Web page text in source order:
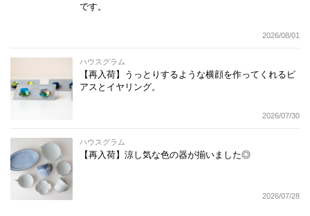
です。
2026/08/01
ハウスグラム
【再入荷】うっとりするような横顔を作ってくれるピ
アスとイヤリング。
2026/07/30
ハウスグラム
【再入荷】涼し気な色の器が揃いました◎
2026/07/28